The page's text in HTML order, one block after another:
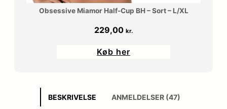
Obsessive Miamor Half-Cup BH – Sort – L/XL
229,00 kr.
Køb her
BESKRIVELSE ANMELDELSER (47)